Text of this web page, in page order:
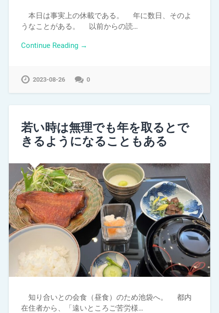
本日は事実上の休載である。 年に数日、そのよ
うなことがある。 以前からの読…
Continue Reading →
2023-08-26 0
若い時は無理でも年を取るとで
きるようになることもある
知り合いとの会食（昼食）のため池袋へ。 都内
在住者から、「遠いところご苦労様…